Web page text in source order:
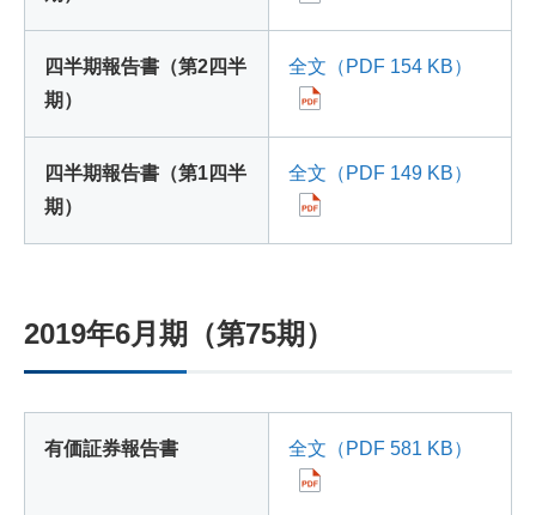
四半期報告書（第2四半
期）
全文（PDF 154 KB）
四半期報告書（第1四半
期）
全文（PDF 149 KB）
2019年6月期（第75期）
有価証券報告書 全文（PDF 581 KB）